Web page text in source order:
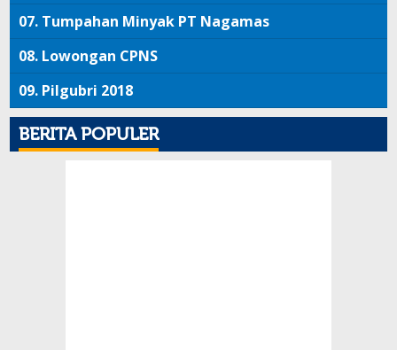
07. Tumpahan Minyak PT Nagamas
08. Lowongan CPNS
09. Pilgubri 2018
BERITA POPULER